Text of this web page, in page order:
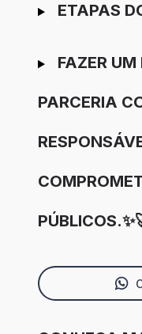
ETAPAS
FAZER
PARCERIA